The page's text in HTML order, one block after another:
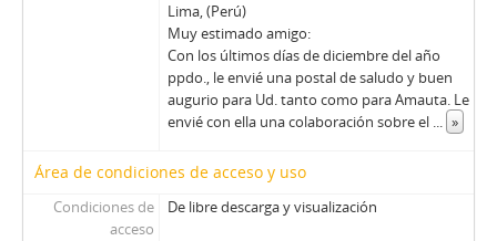
Lima, (Perú)
Muy estimado amigo:
Con los últimos días de diciembre del año
ppdo., le envié una postal de saludo y buen
augurio para Ud. tanto como para Amauta. Le
envié con ella una colaboración sobre el ... »
Área de condiciones de acceso y uso
Condiciones de
acceso
De libre descarga y visualización